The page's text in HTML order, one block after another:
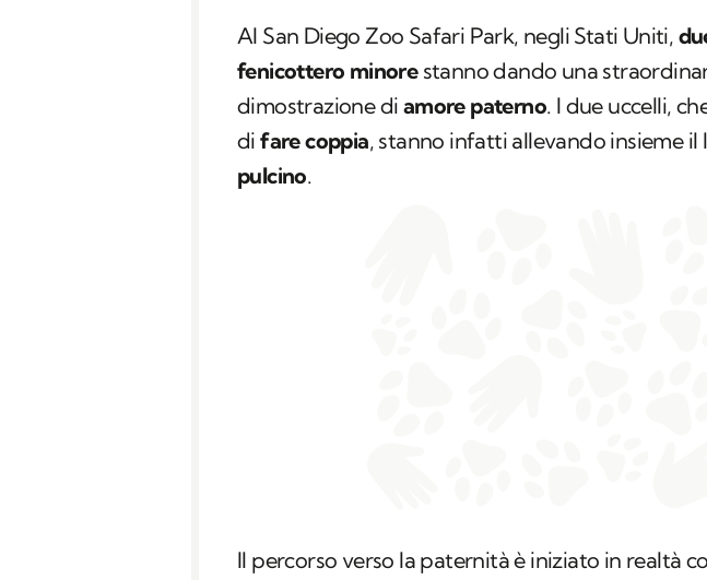
Al San Diego Zoo Safari Park, negli Stati Uniti,
fenicottero minorestanno dando una
dimostrazione di amore paterno. I due uccelli,
difare coppia, stanno infatti allevando insieme il
pulcino.
Il percorso verso la paternità è iniziato in realtà